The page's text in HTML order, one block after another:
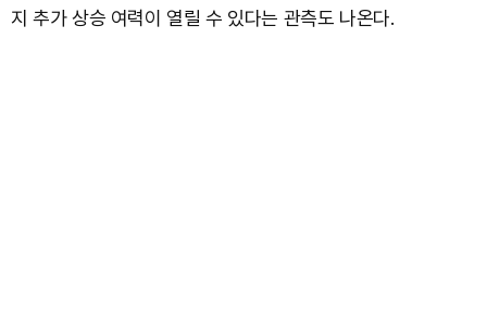
지 추가 상승 여력이 열릴 수 있다는 관측도 나온다.